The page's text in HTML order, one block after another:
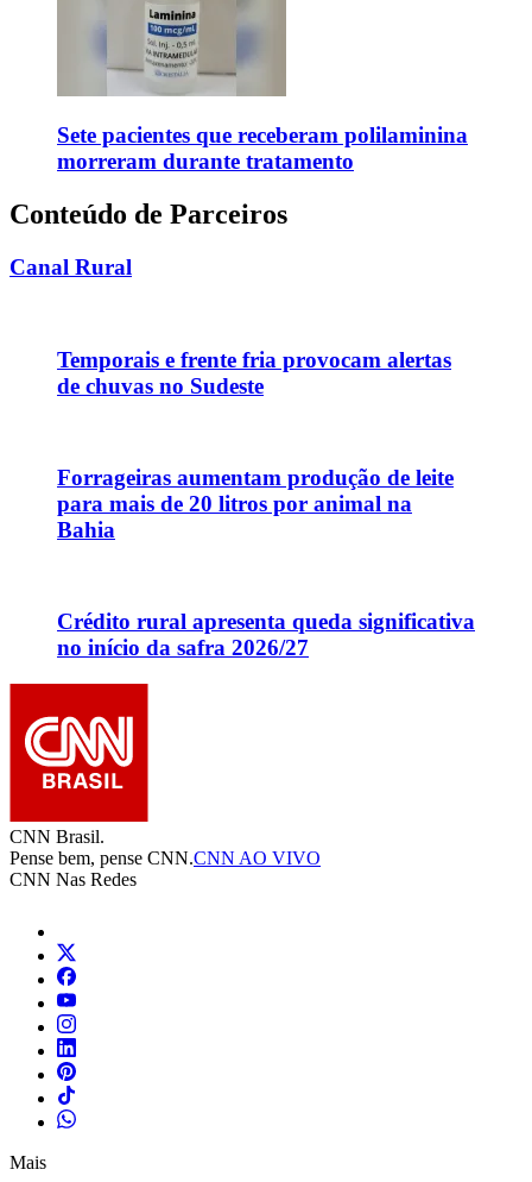
Sete pacientes que receberam polilaminina
morreram durante tratamento
Conteúdo de Parceiros
Canal Rural
Temporais e frente fria provocam alertas
de chuvas no Sudeste
Forrageiras aumentam produção de leite
para mais de 20 litros por animal na
Bahia
Crédito rural apresenta queda significativa
no início da safra 2026/27
CNN Brasil.
Pense bem, pense CNN.CNN AO VIVO
CNN Nas Redes
Mais